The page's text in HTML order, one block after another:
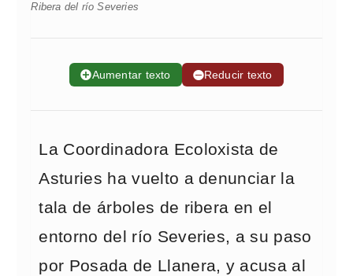
Ribera del río Severies
➕Aumentar texto ➖Reducir texto
La Coordinadora Ecoloxista de
Asturies ha vuelto a denunciar la
tala de árboles de ribera en el
entorno del río Severies, a su paso
por Posada de Llanera, y acusa al